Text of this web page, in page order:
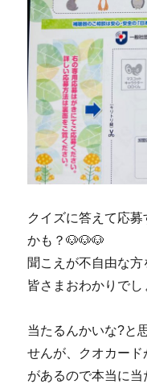
クイズに答えて応
かも？🐶🐶🐶
聞こえが不自由な方
皆さまおわかりで
当たるんかいな?と
せんが、クオカー
があるので本当に当